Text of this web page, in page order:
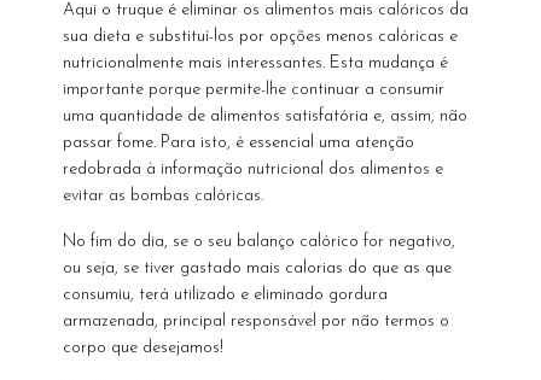
Aqui o truque é eliminar os alimentos mais calóricos da
sua dieta e substituí-los por opções menos calóricas e
nutricionalmente mais interessantes. Esta mudança é
importante porque permite-lhe continuar a consumir
uma quantidade de alimentos satisfatória e, assim, não
passar fome. Para isto, é essencial uma atenção
redobrada à informação nutricional dos alimentos e
evitar as bombas calóricas.
No fim do dia, se o seu balanço calórico for negativo,
ou seja, se tiver gastado mais calorias do que as que
consumiu, terá utilizado e eliminado gordura
armazenada, principal responsável por não termos o
corpo que desejamos!